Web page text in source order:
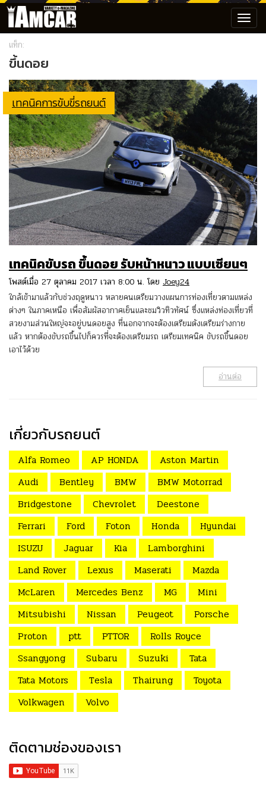
แท็ก:
ขึ้นดอย
เทคนิคการขับขี่รถยนต์
เทคนิคขับรถ ขึ้นดอย รับหน้าหนาว แบบเซียนๆ
โพสต์เมื่อ 27 ตุลาคม 2017 เวลา 8:00 น. โดย Joey24
ใกล้เข้ามาแล้วกับช่วงฤดูหนาว หลายคนเตรียมวางแผนการท่องเที่ยวตามแหล่ง
ต่างๆ ในภาคเหนือ เพื่อสัมผัสอากาศเย็นและชมวิวทิวทัศน์ ซึ่งแหล่งท่องเที่ยวที่
สวยงามส่วนใหญ่จะอยู่บนดอยสูง ที่นอกจากจะต้องเตรียมตังเตรียมร่างกาย
แล้ว หากต้องขับรถขึ้นไปก็ควรที่จะต้องเตรียมรถ เตรียมเทคนิค ขับรถขึ้นดอย
เอาไว้ด้วย
อ่านต่อ
เกี่ยวกับรถยนต์
Alfa Romeo AP HONDA
Aston Martin
Audi
Bentley BMW
BMW Motorrad
Bridgestone
Chevrolet
Deestone
Ferrari
Ford Foton Honda
Hyundai
ISUZU
Jaguar Kia
Lamborghini
Land Rover
Lexus Maserati
Mazda
McLaren
Mercedes Benz MG
Mini
Mitsubishi
Nissan Peugeot
Porsche
Proton
ptt PTTOR
Rolls Royce
Ssangyong
Subaru Suzuki
Tata
Tata Motors
Tesla Thairung
Toyota
Volkwagen
Volvo
ติดตามช่องของเรา